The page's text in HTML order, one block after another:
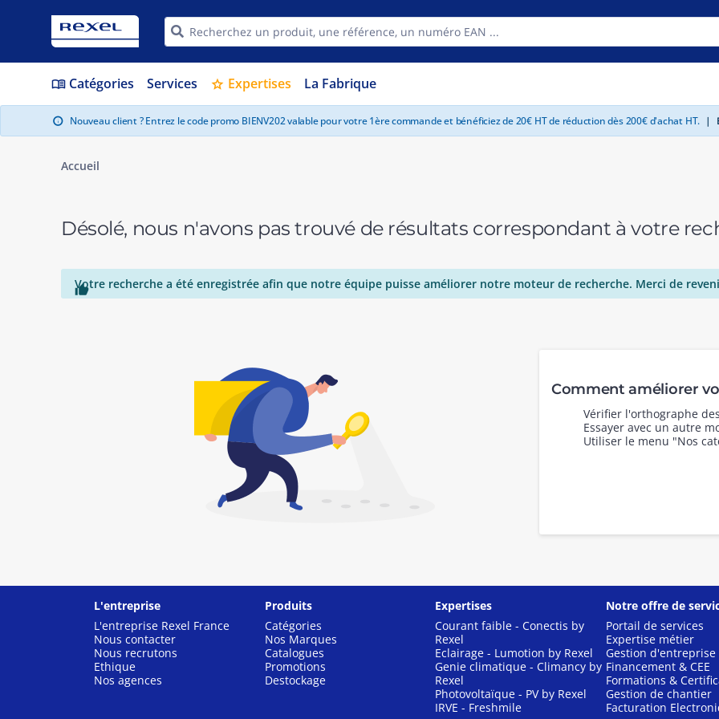
menu_book Catégories Services star Expertises La Fabrique
info Nouveau client ? Entrez le code promo BIENV202 valable pour votre 1ère commande et bénéficiez de 20€ HT de réduction dès 200€ d'achat HT. |
Accueil
Désolé, nous n'avons pas trouvé de résultats correspondant à votre

Votre recherche a été enregistrée afin que notre équipe puisse améliorer notre moteur de recherche. Merci de
Comment améliorer
Vérifier l'orthographe
Essayer avec un autre
Utiliser le menu "Nos
L'entreprise
L'entreprise Rexel France
Nous contacter
Nous recrutons
Ethique
Nos agences
Produits
Catégories
Nos Marques
Catalogues
Promotions
Destockage
Expertises
Courant faible - Conectis by
Rexel
Eclairage - Lumotion by Rexel
Genie climatique - Climancy by
Rexel
Photovoltaïque - PV by Rexel
IRVE - Freshmile
Notre offre de
Portail de services
Expertise métier
Gestion d'entreprise
Financement & CEE
Formations &
Gestion de chantier
Facturation